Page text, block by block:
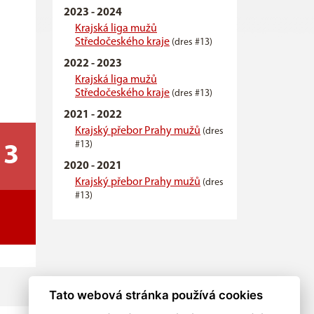
2023 - 2024
Krajská liga mužů
Středočeského kraje (dres #13)
2022 - 2023
Krajská liga mužů
Středočeského kraje (dres #13)
2021 - 2022
Krajský přebor Prahy mužů (dres
#13)
2020 - 2021
Krajský přebor Prahy mužů (dres
#13)
Tato webová stránka používá cookies